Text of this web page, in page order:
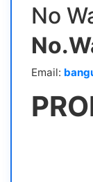
No
Email: